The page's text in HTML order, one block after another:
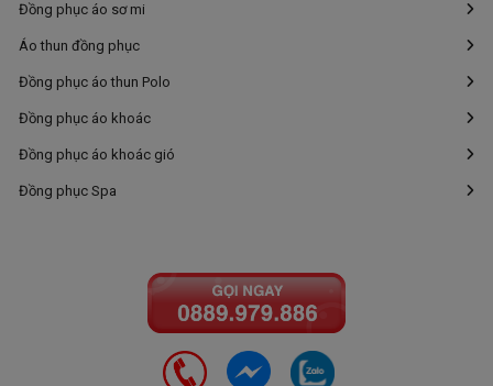
Đồng phục áo sơ mi
Áo thun đồng phục
Đồng phục áo thun Polo
Đồng phục áo khoác
Đồng phục áo khoác gió
Đồng phục Spa